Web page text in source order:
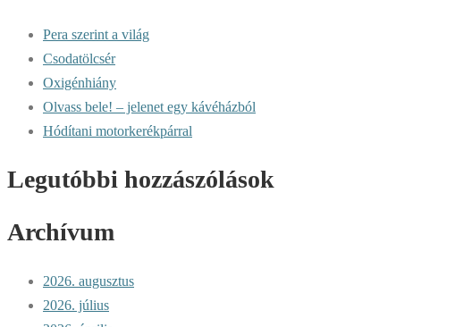
Pera szerint a világ
Csodatölcsér
Oxigénhiány
Olvass bele! – jelenet egy kávéházból
Hódítani motorkerékpárral
Legutóbbi hozzászólások
Archívum
2026. augusztus
2026. július